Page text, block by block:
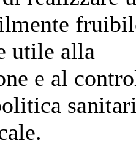
utile alla
e al